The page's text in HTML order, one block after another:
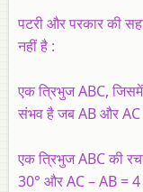
पटरी और परकार की
नहीं है :
एक त्रिभुज ABC,
संभव है जब AB और AC
एक त्रिभुज ABC की
30° और AC – AB =